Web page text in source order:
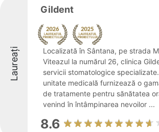
Laureați
Gildent
Localizată în Sântana, pe strada
Viteazul la numărul 26, clinica
servicii stomatologice
unitate medicală furnizează o
de tratamente pentru sănătatea
venind în întâmpinarea nevoilor ...
8.6